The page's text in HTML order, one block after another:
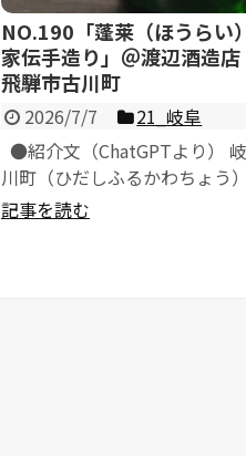
NO.190「蓬莱（ほうらい
家伝手造り」＠渡辺酒造
飛騨市古川町
2026/7/7
21_岐阜
●紹介文（ChatGPTより）
川町（ひだしふるかわちょう
有限会社渡辺酒造店が、...
記事を読む